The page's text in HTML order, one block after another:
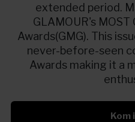
Prøv en
extended period.
GLAMOUR's
Awards(GMG). This
never-before-seen
Awards making it a
Kom